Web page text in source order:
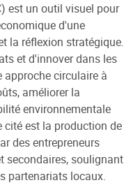
est un outil visuel pour
d'une
la réflexion stratégique.
et d'innover dans les
approche circulaire à
améliorer la
environnementale
cité est la production de
des entrepreneurs
secondaires, soulignant
partenariats locaux.